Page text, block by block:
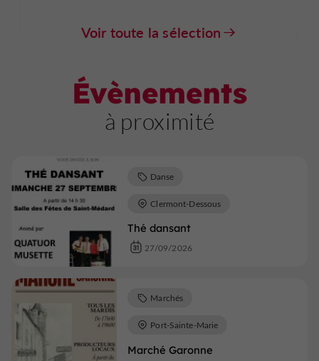
Voir toute la sélection
Évènements
à proximité
Thé dansant
Danse
Clermont-Dessous
27/09/2026
Marché Garonne
Marchés
Port-Sainte-Marie